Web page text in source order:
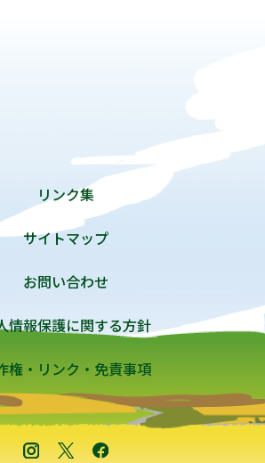
リンク集
サイトマップ
お問い合わせ
情報保護に関する方針
権・リンク・免責事項